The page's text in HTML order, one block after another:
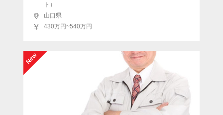
ト）
山口県
430万円~540万円
New